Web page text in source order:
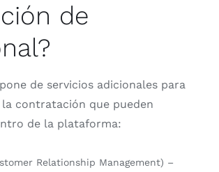
de
de servicios adicionales para
contratación que pueden
de la plataforma:
Relationship Management) –